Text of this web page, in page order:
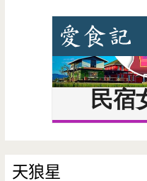
天狼星